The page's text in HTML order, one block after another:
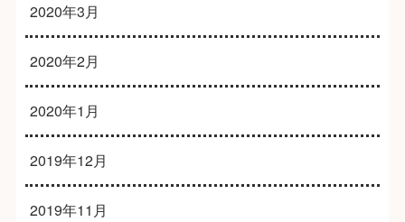
2020年3月
2020年2月
2020年1月
2019年12月
2019年11月